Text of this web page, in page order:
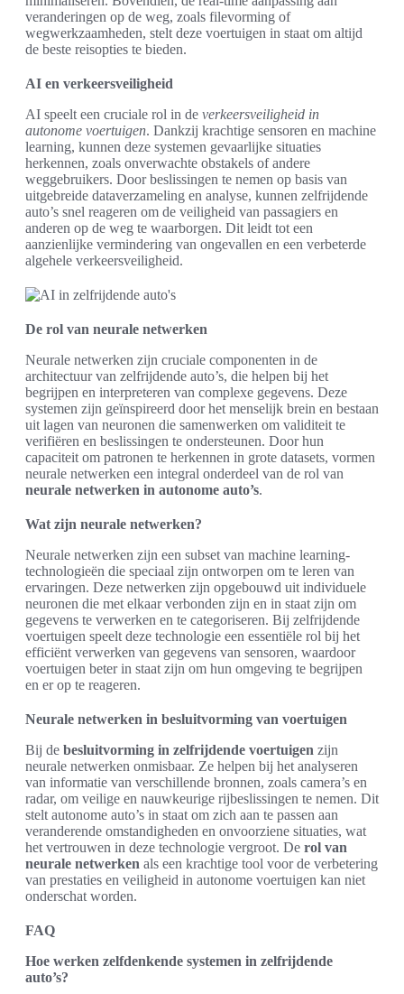
veranderingen op de weg, zoals filevorming of
wegwerkzaamheden, stelt deze voertuigen in staat om altijd
de beste reisopties te bieden.
AI en verkeersveiligheid
AI speelt een cruciale rol in de verkeersveiligheid in
autonome voertuigen. Dankzij krachtige sensoren en machine
learning, kunnen deze systemen gevaarlijke situaties
herkennen, zoals onverwachte obstakels of andere
weggebruikers. Door beslissingen te nemen op basis van
uitgebreide dataverzameling en analyse, kunnen zelfrijdende
auto’s snel reageren om de veiligheid van passagiers en
anderen op de weg te waarborgen. Dit leidt tot een
aanzienlijke vermindering van ongevallen en een verbeterde
algehele verkeersveiligheid.
De rol van neurale netwerken
Neurale netwerken zijn cruciale componenten in de
architectuur van zelfrijdende auto’s, die helpen bij het
begrijpen en interpreteren van complexe gegevens. Deze
systemen zijn geïnspireerd door het menselijk brein en bestaan
uit lagen van neuronen die samenwerken om validiteit te
verifiëren en beslissingen te ondersteunen. Door hun
capaciteit om patronen te herkennen in grote datasets, vormen
neurale netwerken een integral onderdeel van de rol van
neurale netwerken in autonome auto’s.
Wat zijn neurale netwerken?
Neurale netwerken zijn een subset van machine learning-
technologieën die speciaal zijn ontworpen om te leren van
ervaringen. Deze netwerken zijn opgebouwd uit individuele
neuronen die met elkaar verbonden zijn en in staat zijn om
gegevens te verwerken en te categoriseren. Bij zelfrijdende
voertuigen speelt deze technologie een essentiële rol bij het
efficiënt verwerken van gegevens van sensoren, waardoor
voertuigen beter in staat zijn om hun omgeving te begrijpen
en er op te reageren.
Neurale netwerken in besluitvorming van voertuigen
Bij de besluitvorming in zelfrijdende voertuigen zijn
neurale netwerken onmisbaar. Ze helpen bij het analyseren
van informatie van verschillende bronnen, zoals camera’s en
radar, om veilige en nauwkeurige rijbeslissingen te nemen. Dit
stelt autonome auto’s in staat om zich aan te passen aan
veranderende omstandigheden en onvoorziene situaties, wat
het vertrouwen in deze technologie vergroot. De rol van
neurale netwerken als een krachtige tool voor de verbetering
van prestaties en veiligheid in autonome voertuigen kan niet
onderschat worden.
FAQ
Hoe werken zelfdenkende systemen in zelfrijdende
auto’s?